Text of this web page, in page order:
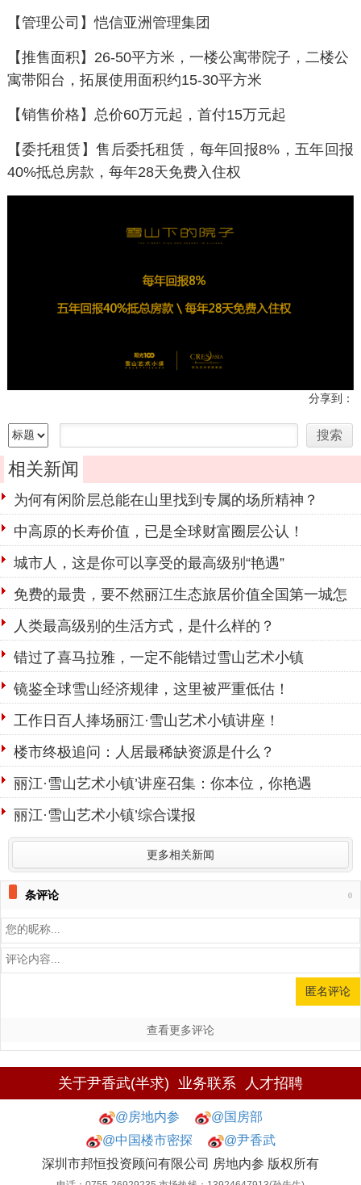
【管理公司】恺信亚洲管理集团
【推售面积】26-50平方米，一楼公寓带院子，二楼公
寓带阳台，拓展使用面积约15-30平方米
【销售价格】总价60万元起，首付15万元起
【委托租赁】售后委托租赁，每年回报8%，五年回报
40%抵总房款，每年28天免费入住权
分享到：
相关新闻
为何有闲阶层总能在山里找到专属的场所精神？
中高原的长寿价值，已是全球财富圈层公认！
城市人，这是你可以享受的最高级别“艳遇”
免费的最贵，要不然丽江生态旅居价值全国第一城怎
么来的？
人类最高级别的生活方式，是什么样的？
错过了喜马拉雅，一定不能错过雪山艺术小镇
镜鉴全球雪山经济规律，这里被严重低估！
工作日百人捧场丽江·雪山艺术小镇讲座！
楼市终极追问：人居最稀缺资源是什么？
丽江·雪山艺术小镇’讲座召集：你本位，你艳遇
丽江·雪山艺术小镇’综合谍报
更多相关新闻
0
条评论
查看更多评论
关于尹香武(半求) 业务联系 人才招聘
@房地内参
@国房部
@中国楼市密探
@尹香武
深圳市邦恒投资顾问有限公司 房地内参 版权所有